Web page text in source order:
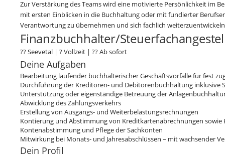
Zur Verstärkung des Teams wird eine motivierte Persönlichkeit im
mit ersten Einblicken in die Buchhaltung oder mit fundierter
Verantwortung zu übernehmen und sich fachlich
Finanzbuchhalter/
?? Seevetal | ? Vollzeit | ?? Ab sofort
Deine Aufgaben
Bearbeitung laufender buchhalterischer Geschäftsvorfälle für fest
Durchführung der Kreditoren- und Debitorenbuchhaltung inklusive
Unterstützung oder eigenständige Betreuung der
Abwicklung des Zahlungsverkehrs
Erstellung von Ausgangs- und Weiterbelastungsrechnungen
Kontierung und Abstimmung von Kreditkartenabrechnungen sowie
Kontenabstimmung und Pflege der Sachkonten
Mitwirkung bei Monats- und Jahresabschlüssen – mit wachsender
Dein Profil